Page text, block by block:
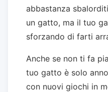
abbastanza
un gatto, ma il tuo
sforzando di farti
Anche se non ti fa
tuo gatto è solo
con nuovi giochi in